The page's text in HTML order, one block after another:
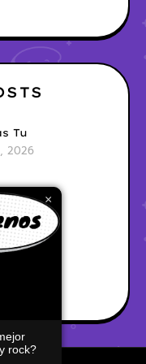
×
rock?
Tu
2026
war
2026